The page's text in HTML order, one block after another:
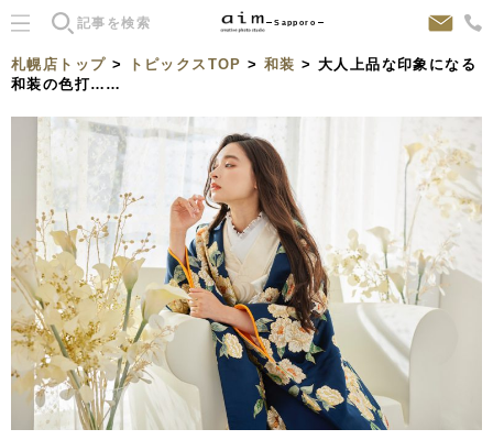
Sapporo
札幌店トップ > トピックスTOP >和装 > 大人上品な印象になる
和装の色打……